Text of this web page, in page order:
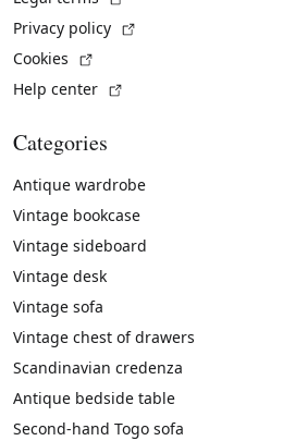
Privacy policy
Cookies
Help center
Categories
Antique wardrobe
Vintage bookcase
Vintage sideboard
Vintage desk
Vintage sofa
Vintage chest of drawers
Scandinavian credenza
Antique bedside table
Second-hand Togo sofa